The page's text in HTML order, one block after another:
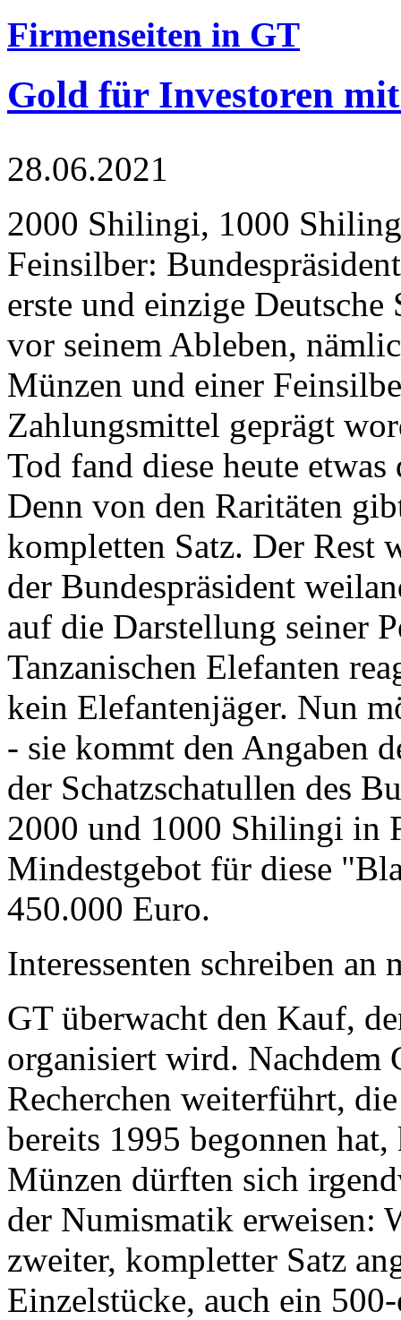
Firmenseiten in GT
Gold für Investoren
28.06.2021
2000 Shilingi, 1000
Feinsilber:
erste und einzige Deutsche
vor seinem Ableben,
Münzen und einer
Zahlungsmittel geprägt
Tod fand diese heute
Denn von den Raritäten
kompletten Satz. Der Rest
der Bundespräsident
auf die Darstellung seiner
Tanzanischen Elefanten
kein Elefantenjäger. Nun
- sie kommt den Angaben
der Schatzschatullen des
2000 und 1000 Shilingi in
Mindestgebot für diese
450.000 Euro.
Interessenten schreiben
GT überwacht den Kauf,
organisiert wird. Nachdem
Recherchen weiterführt,
bereits 1995 begonnen
Münzen dürften sich
der Numismatik erweisen:
zweiter, kompletter Satz
Einzelstücke, auch ein